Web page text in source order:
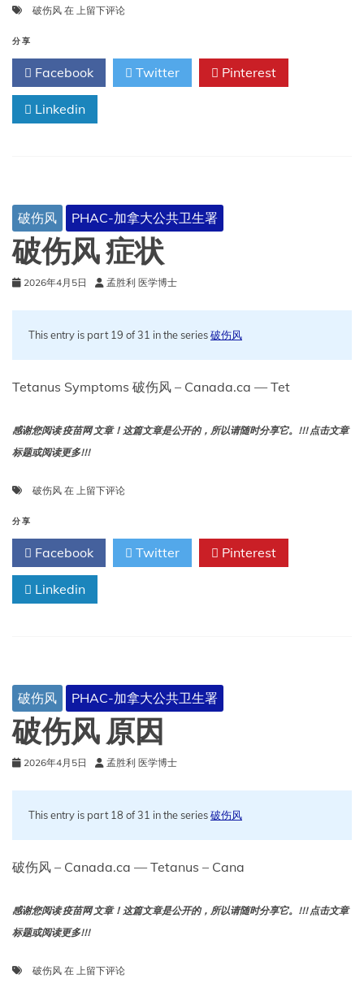
破伤风 在 破
风
险
上留下评论
分享
Facebook Twitter Pinterest
Linkedin
破伤风 PHAC-加拿大公共卫生署
破伤风 症状
2026年4月5日 孟胜利 医学博士
This entry is part 19 of 31 in the series破伤风
Tetanus Symptoms 破伤风 – Canada.ca — Tet
感谢您阅读 疫苗网 文章！这篇文章是公开的，所以请随时分享它。!!! 点击文章
标题或阅读更多!!!
破伤风 在 破
症
状
上留下评论
分享
Facebook Twitter Pinterest
Linkedin
破伤风 PHAC-加拿大公共卫生署
破伤风 原因
2026年4月5日 孟胜利 医学博士
This entry is part 18 of 31 in the series破伤风
破伤风 – Canada.ca — Tetanus – Cana
感谢您阅读 疫苗网 文章！这篇文章是公开的，所以请随时分享它。!!! 点击文章
标题或阅读更多!!!
破伤风 在 破
上留下评论